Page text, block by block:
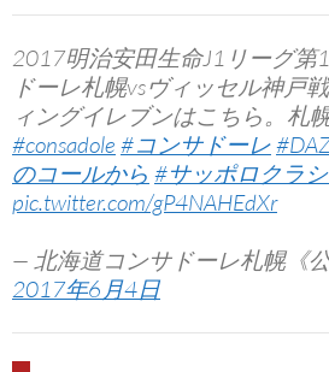
2017明治安田生命J1リーグ第
ドーレ札幌vsヴィッセル神戸
ィングイレブンはこちら。札
#consadole #コンサドーレ
のコールから #サッポロクラ
pic.twitter.com/gP4NAHEdXr
— 北海道コンサドーレ札幌《公
2017年6月4日